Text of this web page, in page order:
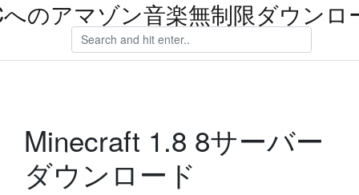
のアマゾン音楽無制限ダウンロ
Minecraft 1.8 8サーバー
ダウンロード